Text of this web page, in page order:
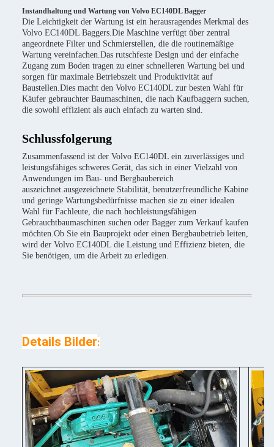
Instandhaltung und Wartung von Volvo EC140DL Bagger
Die Leichtigkeit der Wartung ist ein herausragendes Merkmal des
Volvo EC140DL Baggers.Die Maschine verfügt über zentral
angeordnete Filter und Schmierstellen, die die routinemäßige
Wartung vereinfachen.Das rutschfeste Design und der einfache
Zugang zum Boden tragen zu einer schnelleren Wartung bei und
sorgen für maximale Betriebszeit und Produktivität auf
Baustellen.Dies macht den Volvo EC140DL zur besten Wahl für
Käufer gebrauchter Baumaschinen, die nach Kaufbaggern suchen,
die sowohl effizient als auch einfach zu warten sind.
Schlussfolgerung
Zusammenfassend ist der Volvo EC140DL ein zuverlässiges und
leistungsfähiges schweres Gerät, das sich in einer Vielzahl von
Anwendungen im Bau- und Bergbaubereich
auszeichnet.ausgezeichnete Stabilität, benutzerfreundliche Kabine
und geringe Wartungsbedürfnisse machen sie zu einer idealen
Wahl für Fachleute, die nach hochleistungsfähigen
Gebrauchtbaumaschinen suchen oder Bagger zum Verkauf kaufen
möchten.Ob Sie ein Bauprojekt oder einen Bergbaubetrieb leiten,
wird der Volvo EC140DL die Leistung und Effizienz bieten, die
Sie benötigen, um die Arbeit zu erledigen.
Details Bilder: